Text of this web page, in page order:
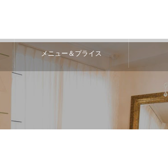
メニュー＆プライス